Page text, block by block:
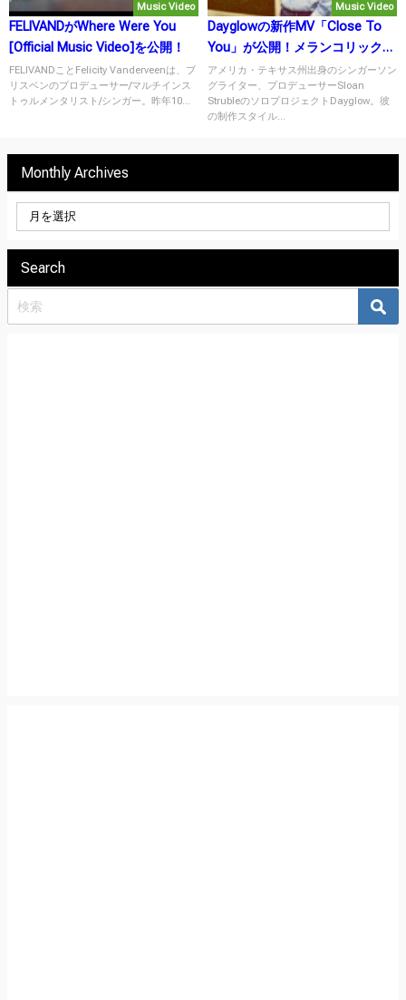
Music Video
FELIVANDがWhere Were You
[Official Music Video]を公開！
FELIVANDことFelicity Vanderveenは、ブ
リスベンのプロデューサー/マルチインス
トゥルメンタリスト/シンガー。昨年10...
Music Video
Dayglowの新作MV「Close To
You」が公開！メランコリックな
ダンサブルナンバー！
アメリカ・テキサス州出身のシンガーソン
グライター、プロデューサーSloan
StrubleのソロプロジェクトDayglow。彼
の制作スタイル...
Monthly Archives
Search